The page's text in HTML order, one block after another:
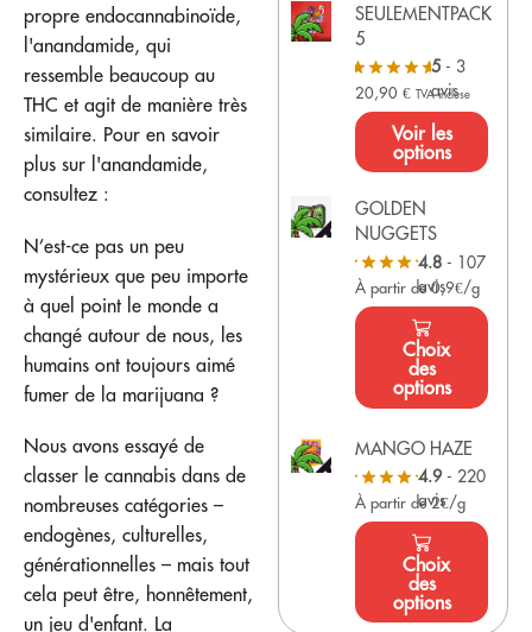
propre endocannabinoïde,
l'anandamide, qui
ressemble beaucoup au
THC et agit de manière très
similaire. Pour en savoir
plus sur l'anandamide,
consultez :
N’est-ce pas un peu
mystérieux que peu importe
à quel point le monde a
changé autour de nous, les
humains ont toujours aimé
fumer de la marijuana ?
Nous avons essayé de
classer le cannabis dans de
nombreuses catégories –
endogènes, culturelles,
générationnelles – mais tout
cela peut être, honnêtement,
un jeu d'enfant. La
SEULEMENTPACK
5
5 - 3
avis
20,90€ TVA incluse
Voir les
options
GOLDEN
NUGGETS
4.8 - 107
avis
À partir de 0,9€/g
Choix
des
options
MANGO HAZE
4.9- 220
avis
À partir de 2€/g
Choix
des
options